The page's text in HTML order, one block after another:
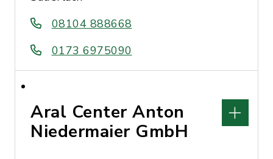
08104 888668
0173 6975090
Aral Center Anton
Niedermaier GmbH